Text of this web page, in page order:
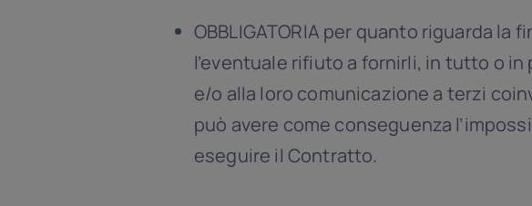
OBBLIGATORIA per quanto riguarda
l’eventuale rifiuto a fornirli, in tutto o
e/o alla loro comunicazione a terzi
può avere come conseguenza
eseguire il Contratto.